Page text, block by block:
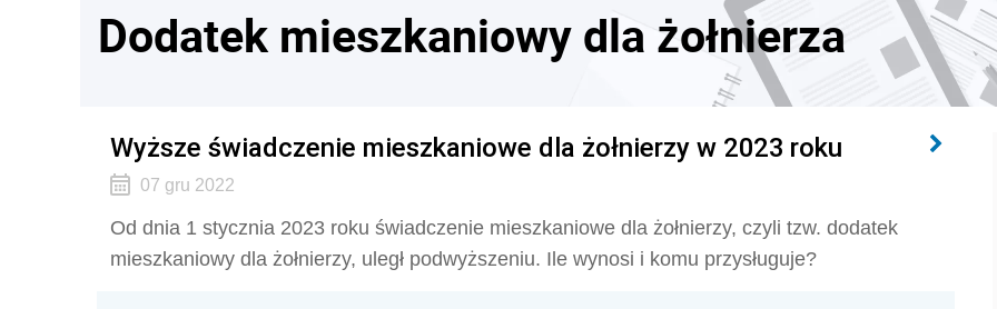
Dodatek mieszkaniowy dla żołnierza
Wyższe świadczenie mieszkaniowe dla żołnierzy w 2023 roku
07 gru 2022
Od dnia 1 stycznia 2023 roku świadczenie mieszkaniowe dla żołnierzy, czyli tzw. dodatek
mieszkaniowy dla żołnierzy, uległ podwyższeniu. Ile wynosi i komu przysługuje?